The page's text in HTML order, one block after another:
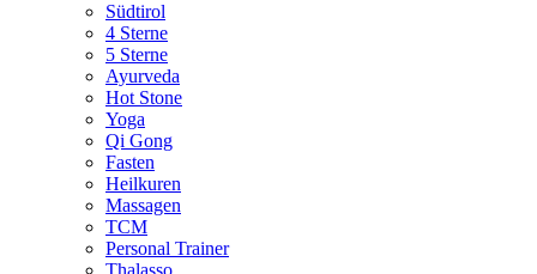
Südtirol
4 Sterne
5 Sterne
Ayurveda
Hot Stone
Yoga
Qi Gong
Fasten
Heilkuren
Massagen
TCM
Personal Trainer